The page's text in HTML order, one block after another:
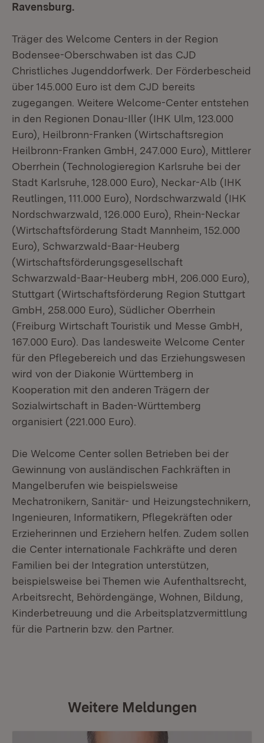
Ravensburg.
Träger des Welcome Centers in der Region
Bodensee-Oberschwaben ist das CJD
Christliches Jugenddorfwerk. Der Förderbescheid
über 145.000 Euro ist dem CJD bereits
zugegangen. Weitere Welcome-Center entstehen
in den Regionen Donau-Iller (IHK Ulm, 123.000
Euro), Heilbronn-Franken (Wirtschaftsregion
Heilbronn-Franken GmbH, 247.000 Euro), Mittlerer
Oberrhein (Technologieregion Karlsruhe bei der
Stadt Karlsruhe, 128.000 Euro), Neckar-Alb (IHK
Reutlingen, 111.000 Euro), Nordschwarzwald (IHK
Nordschwarzwald, 126.000 Euro), Rhein-Neckar
(Wirtschaftsförderung Stadt Mannheim, 152.000
Euro), Schwarzwald-Baar-Heuberg
(Wirtschaftsförderungsgesellschaft
Schwarzwald-Baar-Heuberg mbH, 206.000 Euro),
Stuttgart (Wirtschaftsförderung Region Stuttgart
GmbH, 258.000 Euro), Südlicher Oberrhein
(Freiburg Wirtschaft Touristik und Messe GmbH,
167.000 Euro). Das landesweite Welcome Center
für den Pflegebereich und das Erziehungswesen
wird von der Diakonie Württemberg in
Kooperation mit den anderen Trägern der
Sozialwirtschaft in Baden-Württemberg
organisiert (221.000 Euro).
Die Welcome Center sollen Betrieben bei der
Gewinnung von ausländischen Fachkräften in
Mangelberufen wie beispielsweise
Mechatronikern, Sanitär- und Heizungstechnikern,
Ingenieuren, Informatikern, Pflegekräften oder
Erzieherinnen und Erziehern helfen. Zudem sollen
die Center internationale Fachkräfte und deren
Familien bei der Integration unterstützen,
beispielsweise bei Themen wie Aufenthaltsrecht,
Arbeitsrecht, Behördengänge, Wohnen, Bildung,
Kinderbetreuung und die Arbeitsplatzvermittlung
für die Partnerin bzw. den Partner.
Weitere Meldungen